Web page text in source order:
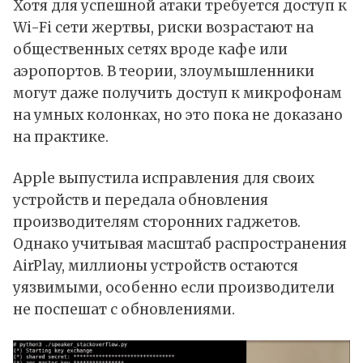
Хотя для успешной атаки требуется доступ к
Wi-Fi сети жертвы, риски возрастают на
общественных сетях вроде кафе или
аэропортов. В теории, злоумышленники
могут даже получить доступ к микрофонам
на умных колонках, но это пока не доказано
на практике.
Apple выпустила исправления для своих
устройств и передала обновления
производителям сторонних гаджетов.
Однако учитывая масштаб распространения
AirPlay, миллионы устройств остаются
уязвимыми, особенно если производители
не поспешат с обновлениями.